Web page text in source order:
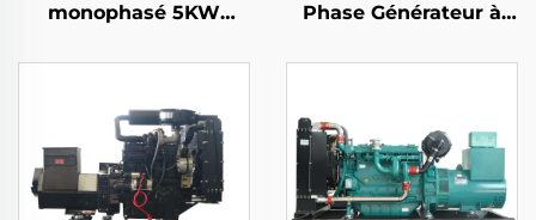
monophasé 5KW
automatique Moteur
air 650W Puissance
nominale Utilisation
domestique et
extérieure Fréquence
Phase Générateur à
50Hz/60Hz Fréquence
Nominale 380V
Tension Nominale
Retour